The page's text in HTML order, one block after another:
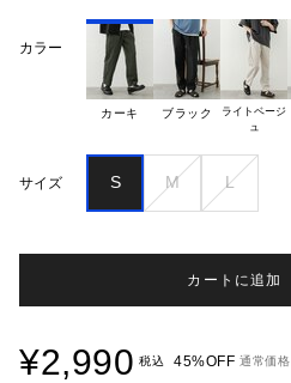
カラー
カーキ ブラック
ライトベージ
サイズ S M L
カートに追加
¥2,990 税込 45%OFF 通常価格